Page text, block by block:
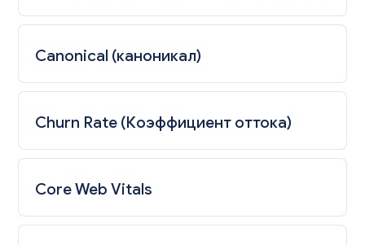
Canonical (каноникал)
Churn Rate (Коэффициент оттока)
Core Web Vitals